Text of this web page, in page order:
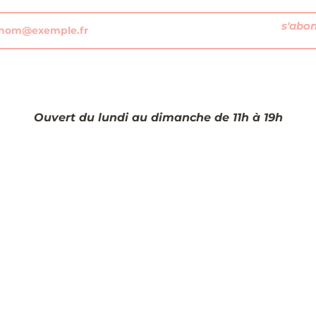
Ouvert du lundi au dimanche de 11h à 19h​